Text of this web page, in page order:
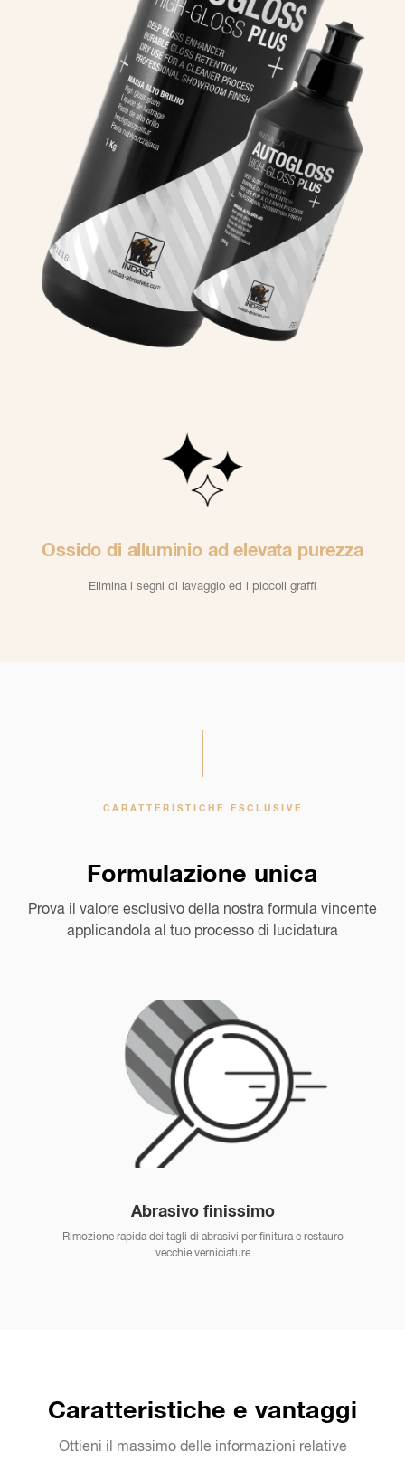
Ossido di alluminio ad elevata purezza
Elimina i segni di lavaggio ed i piccoli graffi
CARATTERISTICHE ESCLUSIVE
Formulazione unica
Prova il valore esclusivo della nostra formula vincente
applicandola al tuo processo di lucidatura
Abrasivo finissimo
Rimozione rapida dei tagli di abrasivi per finitura e restauro
vecchie verniciature
Caratteristiche e vantaggi
Ottieni il massimo delle informazioni relative